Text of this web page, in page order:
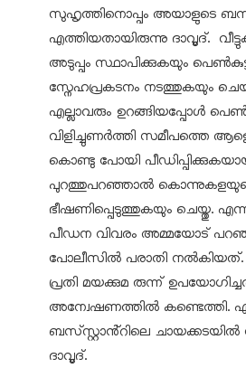
സുഹൃത്തിനൊപ്പം അയാളുടെ
എത്തിയതായിരുന്നു ദാവൂദ്.
അടുപ്പം സ്ഥാപിക്കുകയും
സ്നേഹപ്രകടനം നടത്തുകയും
എല്ലാവരും ഉറങ്ങിയപ്പോൾ
വിളിച്ചുണർത്തി സമീപത്തെ
കൊണ്ടു പോയി
പുറത്തുപറഞ്ഞാൽ
ഭീഷണിപ്പെടുത്തുകയും ചെയ്തു.
പീഡന വിവരം അമ്മയോട്
പോലീസിൽ പരാതി നൽകിയത്.
പ്രതി മയക്കുമ രുന്ന്
അന്വേഷണത്തിൽ കണ്ടെത്തി.
ബസ്‌സ്റ്റാൻ്റിലെ
ദാവൂദ്.